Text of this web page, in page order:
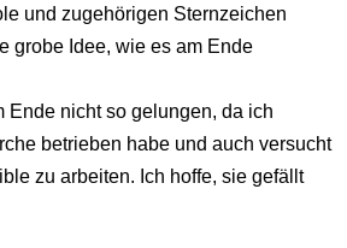
und zugehörigen Sternzeichen
grobe Idee, wie es am Ende
Ende nicht so gelungen, da ich
betrieben habe und auch versucht
zu arbeiten. Ich hoffe, sie gefällt